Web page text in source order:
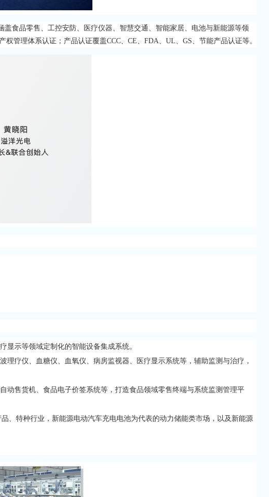
食品零售、工控安防、医疗仪器、智慧交通、智能家居、电池与新能源等领
管理体系认证；产品认证覆盖CCC、CE、FDA、UL、GS、节能产品认证等。
显示等领域定制化的智能设备集成系统。
疗仪、血糖仪、血氧仪、病房监视器、医疗显示系统等，辅助监测与治疗，
动售货机、食品电子价签系统等，打造食品领域零售终端与系统监测管理平
、特种行业，新能源电动汽车充电电池为代表的动力储能类市场，以及新能源